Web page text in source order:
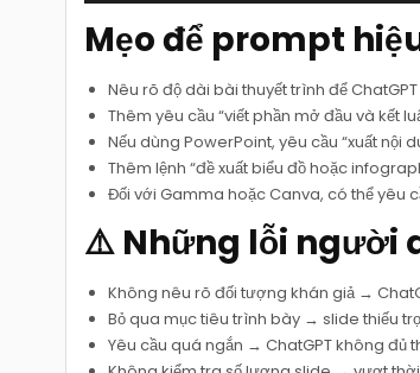
Mẹo để prompt
Nêu rõ độ dài bài thuyết trình để
Thêm yêu cầu “viết phần mở đầu và kết
Nếu dùng PowerPoint, yêu cầu “xuất
Thêm lệnh “đề xuất biểu đồ hoặc
Đối với Gamma hoặc Canva, có thể yêu
⚠️ Những lỗi người
Không nêu rõ đối tượng khán giả →
Bỏ qua mục tiêu trình bày → slide thiếu
Yêu cầu quá ngắn → ChatGPT không đủ